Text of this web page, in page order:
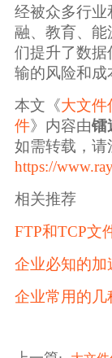
经被众多行业
融、教育、
们提升了数
输的风险和成
本文《大文件
件》内容由镭
如需转载，请
https://
相关推荐
FTP和TCP文
企业必知的加
企业常用的几